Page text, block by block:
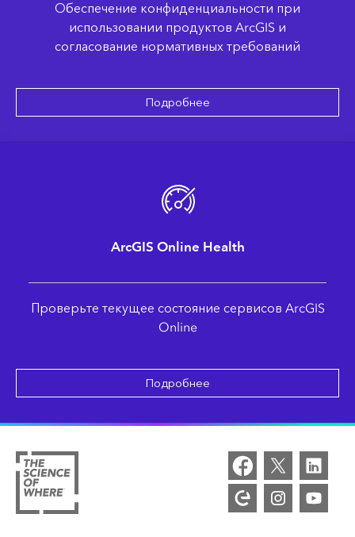
Обеспечение конфиденциальности при
использовании продуктов ArcGIS и
согласование нормативных требований
Подробнее
ArcGIS Online Health
Проверьте текущее состояние сервисов ArcGIS
Online
Подробнее